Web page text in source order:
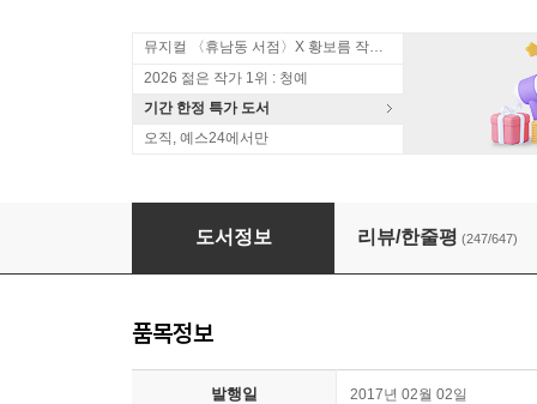
뮤지컬 〈휴남동 서점〉X 황보름 작가 북토크
2026 젊은 작가 1위 : 청예
기간 한정 특가 도서
오직, 예스24에서만
돌이킬 수 없는 약속
도서정보 리뷰/한줄평 (247/647)
품목정보
발행일 2017년 02월 02일